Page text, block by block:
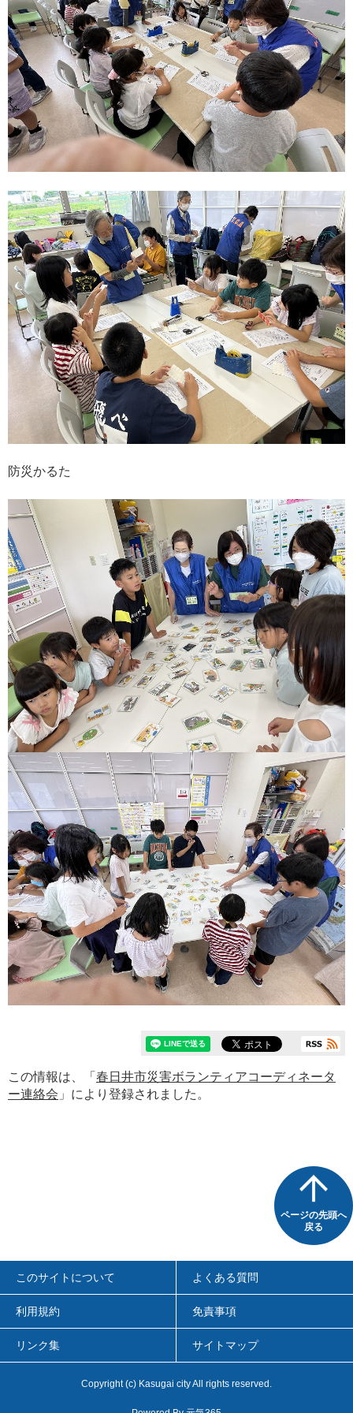
防災かるた
この情報は、「 春日井市災害ボランティアコーディネータ
ー連絡会 」により登録されました。
ページの先頭へ
戻る
このサイトについて よくある質問
利用規約 免責事項
リンク集 サイトマップ
Copyright(c) Kasugai city All rights reserved.